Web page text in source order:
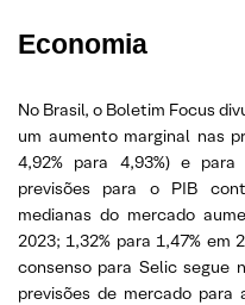
Economia
No Brasil, o Boletim Focus
um aumento marginal nas
4,92% para 4,93%) e
previsões para o PIB
medianas do mercado
2023; 1,32% para 1,47% em
consenso para Selic segue
previsões de mercado